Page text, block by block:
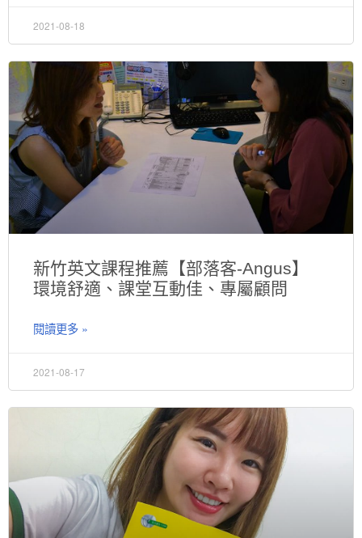
2021-08-18
新竹英文課程推薦【部落客-Angus】
環境舒適、課堂互動佳、專屬顧問
閱讀更多 »
2021-08-17